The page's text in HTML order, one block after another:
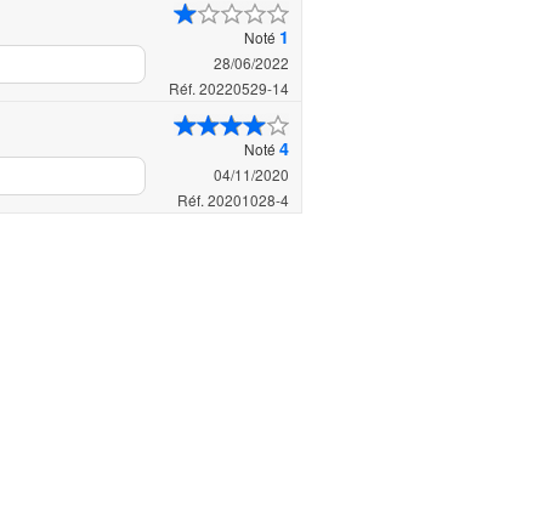
Noté 1
28/06/2022
Réf. 20220529-14
Noté 4
04/11/2020
Réf. 20201028-4